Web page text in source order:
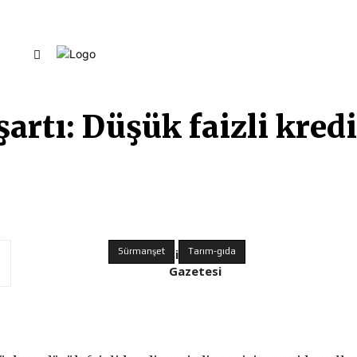
Düşük faizli
Fikir
Gazetesi
Sürmanşet Tarım-gıda